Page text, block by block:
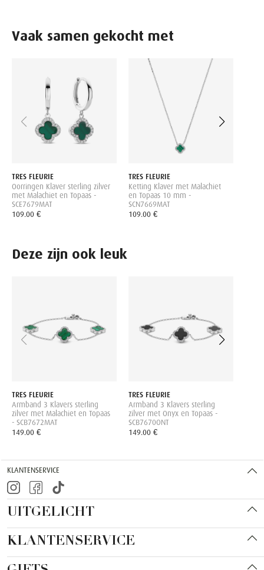
Vaak samen gekocht met
TRES FLEURIE
Oorringen Klaver sterling zilver
met Malachiet en Topaas -
SCE7679MAT
109.00 €
TRES FLEURIE
Ketting Klaver met Malachiet
en Topaas 10 mm -
SCN7669MAT
109.00 €
Deze zijn ook leuk
TRES FLEURIE
Armband 3 Klavers sterling
zilver met Malachiet en Topaas
- SCB7672MAT
149.00 €
TRES FLEURIE
Armband 3 Klavers sterling
zilver met Onyx en Topaas -
SCB7670ONT
149.00 €
KLANTENSERVICE
UITGELICHT
KLANTENSERVICE